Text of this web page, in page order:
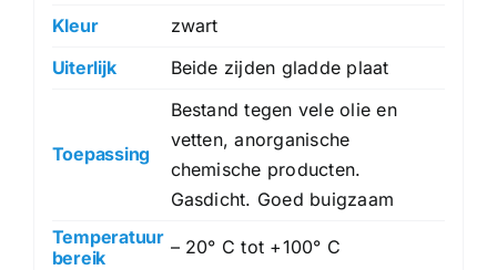
Kleur
zwart
Uiterlijk
Beide zijden gladde plaat
Toepassing
Bestand tegen vele olie en
vetten, anorganische
chemische producten.
Gasdicht. Goed buigzaam
Temperatuur
bereik
– 20° C tot +100° C